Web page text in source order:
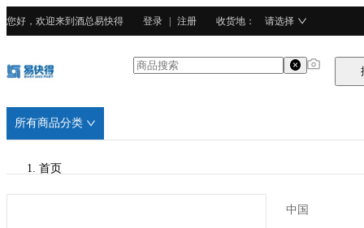
您好，欢迎来到酒总易快得 登录 注册 收货地 ： 请选择
所有商品分类
首页
中国